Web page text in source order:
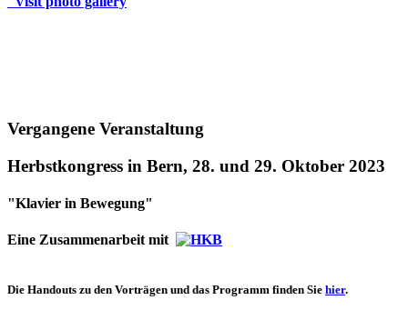
Vergangene Veranstaltung
Herbstkongress in Bern, 28. und 29. Oktober 2023
"Klavier in Bewegung"
Eine Zusammenarbeit mit
Die Handouts zu den Vorträgen und das Programm finden Sie hier.